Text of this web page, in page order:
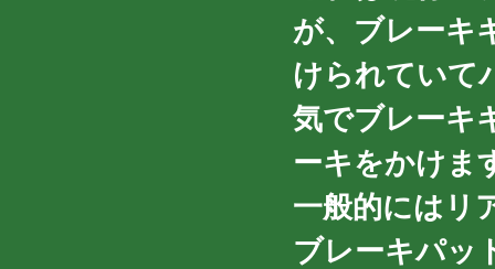
が、ブレーキ
けられていて
気でブレーキ
ーキをかけま
一般的にはリ
ブレーキパッ